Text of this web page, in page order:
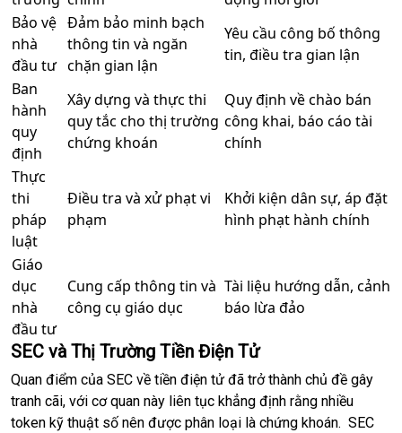
Bảo vệ
nhà
đầu tư
Đảm bảo minh bạch
thông tin và ngăn
chặn gian lận
Yêu cầu công bố thông
tin, điều tra gian lận
Ban
hành
quy
định
Xây dựng và thực thi
quy tắc cho thị trường
chứng khoán
Quy định về chào bán
công khai, báo cáo tài
chính
Thực
thi
pháp
luật
Điều tra và xử phạt vi
phạm
Khởi kiện dân sự, áp đặt
hình phạt hành chính
Giáo
dục
nhà
đầu tư
Cung cấp thông tin và
công cụ giáo dục
Tài liệu hướng dẫn, cảnh
báo lừa đảo
SEC và Thị Trường Tiền Điện Tử
Quan điểm của SEC về tiền điện tử đã trở thành chủ đề gây
tranh cãi, với cơ quan này liên tục khẳng định rằng nhiều
token kỹ thuật số nên được phân loại là chứng khoán. SEC